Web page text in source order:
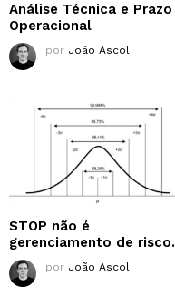
Análise Técnica e Prazo
Operacional
por João Ascoli
STOP não é
gerenciamento de risco.
por João Ascoli